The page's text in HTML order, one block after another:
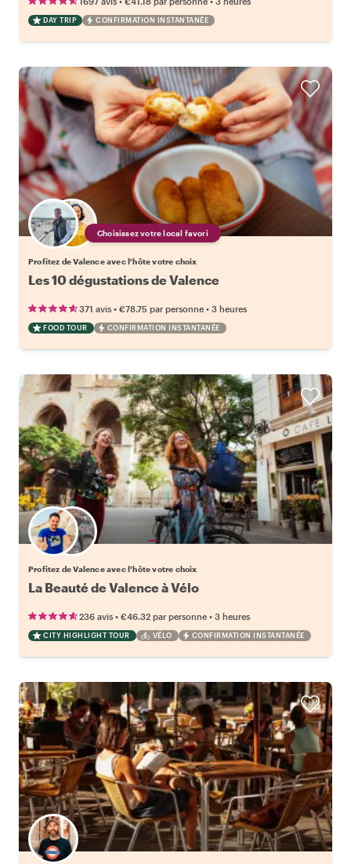
DAY TRIP CONFIRMATION INSTANTANÉE
Choisissez votre local favori
Profitez de Valence avec l'hôte votre choix
Les 10 dégustations de Valence
371 avis • €78.75 par personne • 3 heures
FOOD TOUR CONFIRMATION INSTANTANÉE
Choisissez votre local favori
Profitez de Valence avec l'hôte votre choix
La Beauté de Valence à Vélo
236 avis • €46.32 par personne • 3 heures
CITY HIGHLIGHT TOUR VÉLO CONFIRMATION INSTANTANÉE